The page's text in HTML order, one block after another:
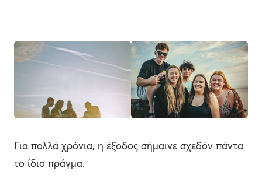
Για πολλά χρόνια, η έξοδος σήμαινε σχεδόν πάντα
το ίδιο πράγμα.